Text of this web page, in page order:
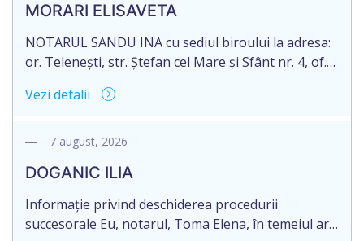
MORARI ELISAVETA
NOTARUL SANDU INA cu sediul biroului la adresa:
or. Telenești, str. Ștefan cel Mare și Sfânt nr. 4, of.
succesorale în urma decesului cet. MORARI
2005035073658, decedat/ă la data de 09.03.2026
Eliberarea certificatului de moștenitor este […]
Vezi detalii
7 august, 2026
DOGANIC ILIA
Informație privind deschiderea procedurii
succesorale Eu, notarul, Toma Elena, în temeiul art.